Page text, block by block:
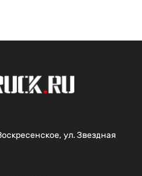
ул. Звездная